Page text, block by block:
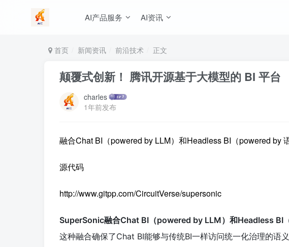
AI产品服务 AI资讯
首页 新闻资讯 前沿技术 正文
颠覆式创新！ 腾讯开源基于大模型的 BI 平台
charles
1年前发布
融合Chat BI（powered by LLM）和Headless BI（powered by
源代码
http://www.gitpp.com/CircuitVerse/supersonic
SuperSonic融合Chat BI（powered by LLM）和Headless BI
这种融合确保了Chat BI能够与传统BI一样访问统一化治理的语